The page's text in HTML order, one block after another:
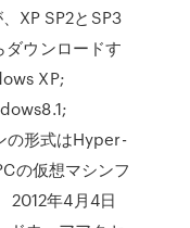
XP SP2とSP3
ウンロードす
XP;
の形式はHyper-
の仮想マシンフ
2012年4月4日